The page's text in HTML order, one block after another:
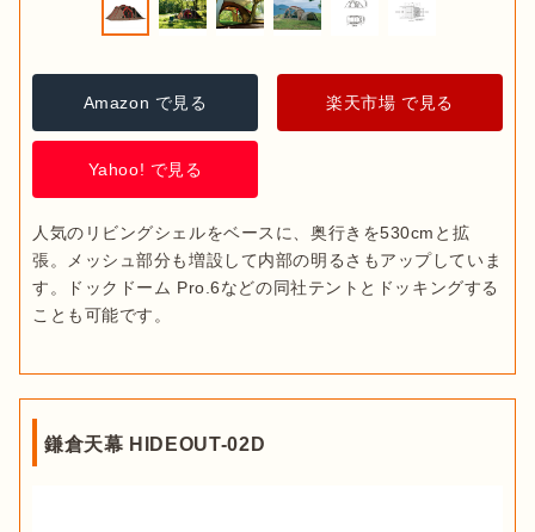
Amazon で見る 楽天市場 で見る
Yahoo! で見る
人気のリビングシェルをベースに、奥行きを530cmと拡
張。メッシュ部分も増設して内部の明るさもアップしていま
す。ドックドーム Pro.6などの同社テントとドッキングする
ことも可能です。
鎌倉天幕 HIDEOUT-02D